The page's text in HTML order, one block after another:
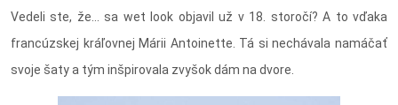
Vedeli ste, že... sa wet look objavil už v 18. storočí? A to vďaka
francúzskej kráľovnej Márii Antoinette. Tá si nechávala namáčať
svoje šaty a tým inšpirovala zvyšok dám na dvore.